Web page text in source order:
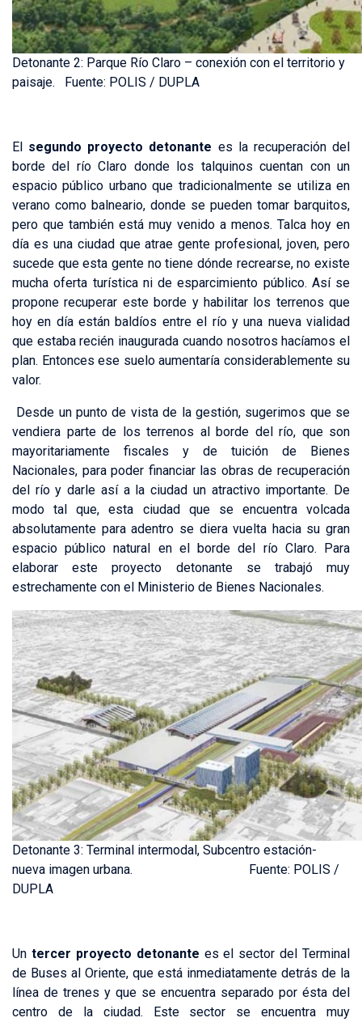
Detonante 2: Parque Río Claro – conexión con el territorio y
paisaje. Fuente: POLIS / DUPLA
El segundo proyecto detonante es la recuperación del
borde del río Claro donde los talquinos cuentan con un
espacio público urbano que tradicionalmente se utiliza en
verano como balneario, donde se pueden tomar barquitos,
pero que también está muy venido a menos. Talca hoy en
día es una ciudad que atrae gente profesional, joven, pero
sucede que esta gente no tiene dónde recrearse, no existe
mucha oferta turística ni de esparcimiento público. Así se
propone recuperar este borde y habilitar los terrenos que
hoy en día están baldíos entre el río y una nueva vialidad
que estaba recién inaugurada cuando nosotros hacíamos el
plan. Entonces ese suelo aumentaría considerablemente su
valor.
Desde un punto de vista de la gestión, sugerimos que se
vendiera parte de los terrenos al borde del río, que son
mayoritariamente fiscales y de tuición de Bienes
Nacionales, para poder financiar las obras de recuperación
del río y darle así a la ciudad un atractivo importante. De
modo tal que, esta ciudad que se encuentra volcada
absolutamente para adentro se diera vuelta hacia su gran
espacio público natural en el borde del río Claro. Para
elaborar este proyecto detonante se trabajó muy
estrechamente con el Ministerio de Bienes Nacionales.
Detonante 3: Terminal intermodal, Subcentro estación-
nueva imagen urbana. Fuente: POLIS /
DUPLA
Un tercer proyecto detonante es el sector del Terminal
de Buses al Oriente, que está inmediatamente detrás de la
línea de trenes y que se encuentra separado por ésta del
centro de la ciudad. Este sector se encuentra muy